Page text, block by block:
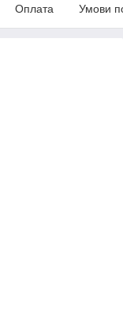
Оплата Умови